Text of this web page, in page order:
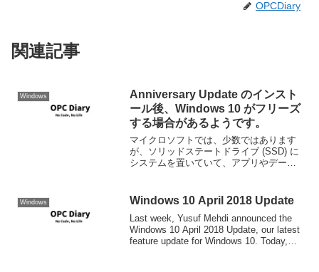
OPCDiary
関連記事
Windows
​Anniversary Update のインスト
ール後、Windows 10 がフリーズ
する場合があるようです。
マイクロソフトでは、少数ではあります
が、ソリッドステートドライブ (SSD) に
システムを置いていて、アプリやデータ
Windows 10 がフリーズ...
Windows Windows 10 April 2018 Update
Last week, Yusuf Mehdi announced the
Windows 10 April 2018 Update, our latest
feature update for Windows 10. Today,